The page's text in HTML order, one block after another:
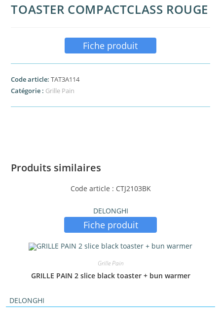
TOASTER COMPACTCLASS ROUGE
Fiche produit
Code article:TAT3A114
Catégorie : Grille Pain
Produits similaires
Code article : CTJ2103BK
DELONGHI
Fiche produit
Grille Pain
GRILLE PAIN 2 slice black toaster + bun warmer
DELONGHI